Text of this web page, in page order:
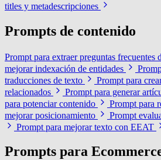
titles y metadescripciones
Prompts de contenido
Prompt para extraer preguntas frecuentes
mejorar indexación de entidades
traducciones de texto
Prompt para
relacionados
Prompt para generar
para potenciar contenido
Prompt para
mejorar posicionamiento
Prompt
Prompt para mejorar texto con EEAT
Prompts para